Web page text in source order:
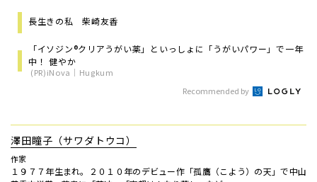
長生きの私 柴崎友香
「イソジン®クリアうがい薬」といっしょに「うがいパワー」で一年
中！ 健やか
(PR)iNova｜Hugkum
Recommended by
澤田瞳子（サワダトウコ）
作家
１９７７年生まれ。２０１０年のデビュー作「孤鷹（こよう）の天」で中山